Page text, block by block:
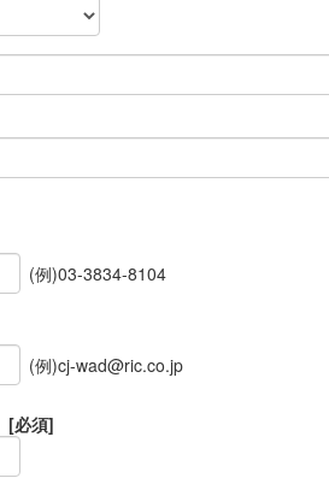
(例)03-3834-8104
(例)cj-wad@ric.co.jp
[必須]